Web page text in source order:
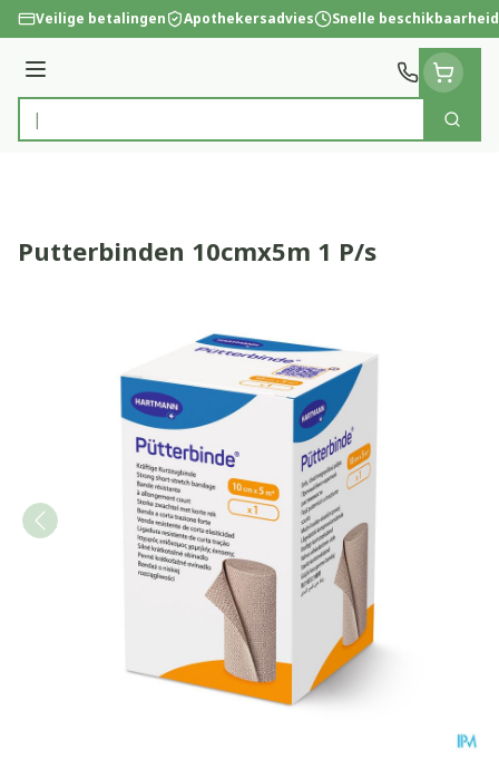
Ga naar de inhoud
Veilige betalingen Apothekersadvies Snelle beschikbaarheid
Menu
Product, merk, categorie...
Zoek
Putterbinden 10cmx5m 1 P/s